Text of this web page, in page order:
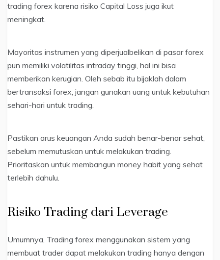
trading forex karena risiko Capital Loss juga ikut
meningkat.
Mayoritas instrumen yang diperjualbelikan di pasar forex
pun memiliki volatilitas intraday tinggi, hal ini bisa
memberikan kerugian. Oleh sebab itu bijaklah dalam
bertransaksi forex, jangan gunakan uang untuk kebutuhan
sehari-hari untuk trading.
Pastikan arus keuangan Anda sudah benar-benar sehat,
sebelum memutuskan untuk melakukan trading.
Prioritaskan untuk membangun money habit yang sehat
terlebih dahulu.
Risiko Trading dari Leverage
Umumnya, Trading forex menggunakan sistem yang
membuat trader dapat melakukan trading hanya dengan